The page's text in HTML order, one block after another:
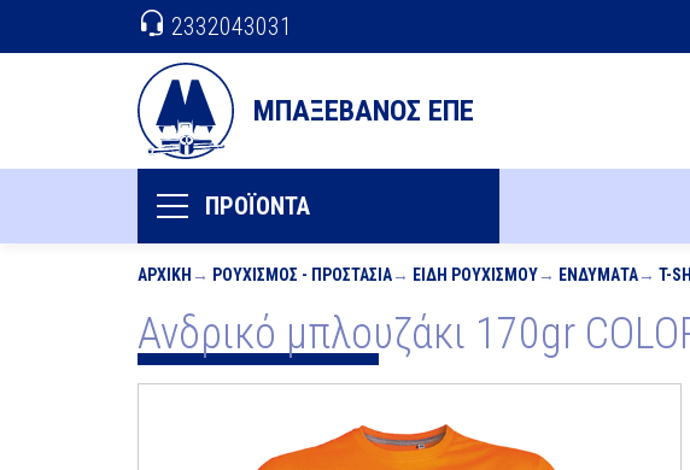
ΜΠΑΞΕΒΑΝΟΣ ΕΠΕ
2332043031
ΠΡΟΪΟΝΤΑ
ΑΡΧΙΚΉ ΡΟΥΧΙΣΜΌΣ - ΠΡΟΣΤΑΣΊΑ ΕΊΔΗ ΡΟΥΧΙΣΜΟΎ ΕΝΔΎΜΑΤΑ T-
Ανδρικό μπλουζάκι 170gr